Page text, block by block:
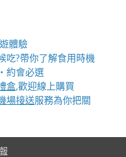
體驗
吃?帶你了解食用時機
約會必選
盒,歡迎線上購買
場接送服務為你把關